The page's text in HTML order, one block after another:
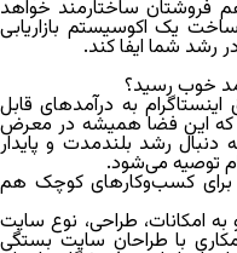
فروشتان ساختارمند خواهد
یک اکوسیستم بازاریابی
رشد شما ایفا کند.
خوب رسید؟
به درآمدهای قابل
که این فضا همیشه در معرض
رشد بلندمدت و پایدار
توصیه می‌شود.
برای کسب‌وکارهای کوچک هم
امکانات، طراحی، نوع سایت
با طراحان سایت بستگی